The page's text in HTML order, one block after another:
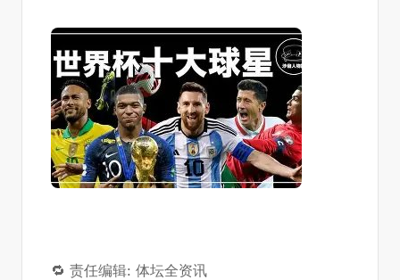
🔁 责任编辑: 体坛全资讯